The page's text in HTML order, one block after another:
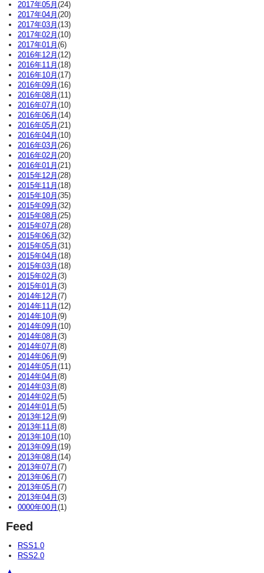
2017年05月 (24)
2017年04月 (20)
2017年03月 (13)
2017年02月 (10)
2017年01月 (6)
2016年12月 (12)
2016年11月 (18)
2016年10月 (17)
2016年09月 (16)
2016年08月 (11)
2016年07月 (10)
2016年06月 (14)
2016年05月 (21)
2016年04月 (10)
2016年03月 (26)
2016年02月 (20)
2016年01月 (21)
2015年12月 (28)
2015年11月 (18)
2015年10月 (35)
2015年09月 (32)
2015年08月 (25)
2015年07月 (28)
2015年06月 (32)
2015年05月 (31)
2015年04月 (18)
2015年03月 (18)
2015年02月 (3)
2015年01月 (3)
2014年12月 (7)
2014年11月 (12)
2014年10月 (9)
2014年09月 (10)
2014年08月 (3)
2014年07月 (8)
2014年06月 (9)
2014年05月 (11)
2014年04月 (8)
2014年03月 (8)
2014年02月 (5)
2014年01月 (5)
2013年12月 (9)
2013年11月 (8)
2013年10月 (10)
2013年09月 (19)
2013年08月 (14)
2013年07月 (7)
2013年06月 (7)
2013年05月 (7)
2013年04月 (3)
0000年00月 (1)
Feed
RSS1.0
RSS2.0